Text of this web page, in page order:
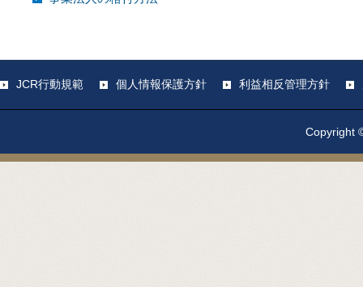
JCR行動規範 個人情報保護方針 利益相反管理方針
Copyright